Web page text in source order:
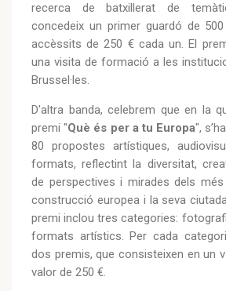
recerca de batxillerat de
concedeix un primer guardó de
accèssits de 250 € cada un. El
una visita de formació a les
Brussel·les.
D'altra banda, celebrem que en la
premi "Què és per a tu Europa",
80 propostes artístiques,
formats, reflectint la diversitat,
de perspectives i mirades dels
construcció europea i la seva
premi inclou tres categories:
formats artístics. Per cada
dos premis, que consisteixen en un
valor de 250 €.